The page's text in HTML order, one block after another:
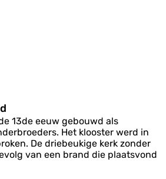
13de eeuw gebouwd als
Het klooster werd in
De driebeukige kerk zonder
van een brand die plaatsvond